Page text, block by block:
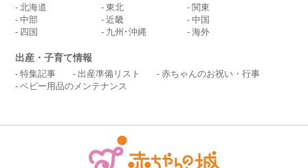
北海道 東北
関東
中部
近畿
中国
四国
九州･沖縄 海外
出産・子育て情報
特集記事 出産準備リスト
赤ちゃんのお祝い・行事
ベビー用品のメンテナンス